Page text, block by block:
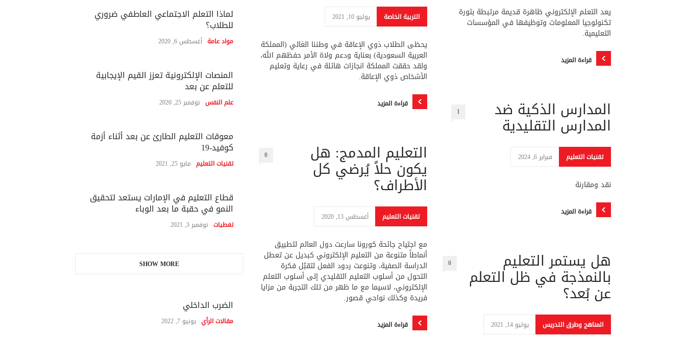
يعد التعلم الإلكتروني ظاهرة قديمة مرتبطة بثورة
تكنولوجيا المعلومات وتوظيفها في المؤسسات
التعليمية.
قراءة المزيد
المدارس الذكية ضد
المدارس التقليدية
1
تقنيات التعليم فبراير 6, 2024
نقد ومقارنة
قراءة المزيد
هل يستمر التعليم
بالنمذجة في ظل التعلم
عن بُعد؟
0
المناهج وطرق التدريس يوليو 14, 2021
التربية الخاصة يوليو 10, 2021
يحظى الطلاب ذوي الإعاقة في وطننا الغالي (المملكة
العربية السعودية) بعناية ودعم ولاة الأمر حفظهم الله،
ولقد حققت المملكة انجازات هائلة في رعاية وتعليم
الأشخاص ذوي الإعاقة.
قراءة المزيد
التعليم المدمج: هل
يكون حلاً يُرضي كل
الأطراف؟
0
تقنيات التعليم أغسطس 13, 2020
مع اجتياح جائحة كورونا سارعت دول العالم لتطبيق
أنماطاً متنوعة من التعليم الإلكتروني كبديل عن تعطل
الدراسة الصفية، وتنوعت ردود الفعل لتقبُل فكرة
التحول من أسلوب التعليم التقليدي إلى أسلوب التعلم
الإلكتروني، لاسيما مع ما ظهر من تلك التجربة من مزايا
فريدة وكذلك نواحي قصور.
قراءة المزيد
لماذا التعلم الاجتماعي العاطفي ضروري
للطلاب؟
مواد عامة أغسطس 6, 2020
المنصات الإلكترونية تعزز القيم الإيجابية
للتعلم عن بعد
علم النفس نوفمبر 25, 2020
معوقات التعليم الطارئ عن بعد أثناء أزمة
كوفيد-19
تقنيات التعليم مايو 25, 2021
قطاع التعليم في الإمارات يستعد لتحقيق
النمو في حقبة ما بعد الوباء
تغطيات نوفمبر 3, 2021
SHOW MORE
الضرب الداخلي
مقالات الرأي يونيو 7, 2022